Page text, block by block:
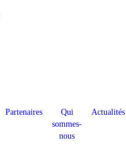
Partenaires
Qui
sommes-
nous
Actualités